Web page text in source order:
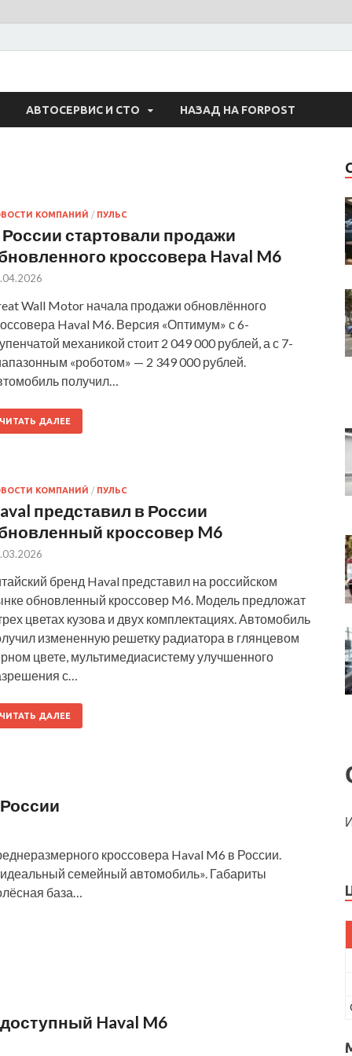
АВТОСЕРВИС И СТО НАЗАД НА FORPOST
КОМПАНИЙ / ПУЛЬС
стартовали продажи
кроссовера Haval M6
Wall Motor начала продажи обновлённого
Haval M6. Версия «Оптимум» с 6-
механикой стоит 2 049 000 рублей, а с 7-
«роботом» — 2 349 000 рублей.
получил…
ЧИТАТЬ ДАЛЕЕ
КОМПАНИЙ / ПУЛЬС
представил в России
кроссовер M6
бренд Haval представил на российском
обновленный кроссовер M6. Модель предложат
цветах кузова и двух комплектациях. Автомобиль
измененную решетку радиатора в глянцевом
цвете, мультимедиасистему улучшенного
с…
ЧИТАТЬ ДАЛЕЕ
кроссовера Haval M6 в России.
семейный автомобиль». Габариты
база…
Haval M6